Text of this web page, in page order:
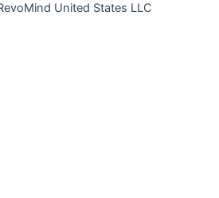
United States LLC